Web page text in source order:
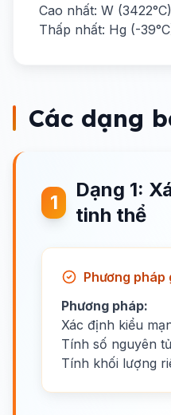
Cao nhất: W
Thấp nhất: Hg (-
Các dạng
1
Dạng 1:
tinh thể
Phương pháp
Phương pháp:
Xác định kiểu
Tính số nguyên
Tính khối lượng